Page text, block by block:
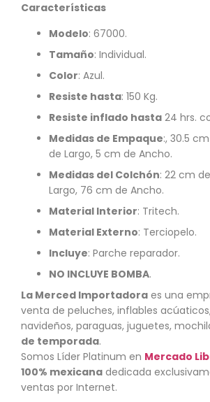
Características
Modelo: 67000.
Tamaño: Individual.
Color: Azul.
Resiste hasta: 150 Kg.
Resiste inflado hasta 24 hrs.
Medidas de Empaque:, 30.5
de Largo, 5 cm de Ancho.
Medidas del Colchón: 22 cm
Largo, 76 cm de Ancho.
Material Interior: Tritech.
Material Externo: Terciopelo.
Incluye: Parche reparador.
NO INCLUYE BOMBA.
La Merced Importadora es una
venta de peluches, inflables
navideños, paraguas, juguetes,
de temporada.
Somos Líder Platinum en Mercado
100% mexicana dedicada
ventas por Internet.